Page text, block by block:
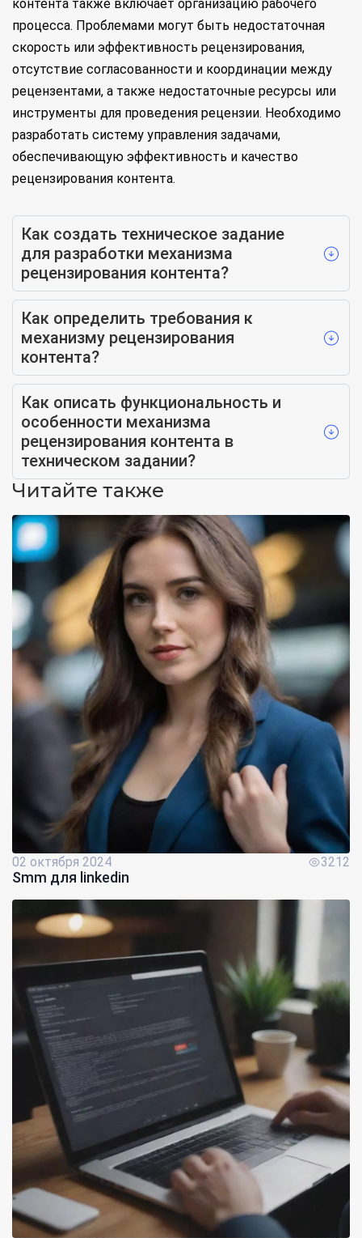
контента также включает организацию рабочего
процесса. Проблемами могут быть недостаточная
скорость или эффективность рецензирования,
отсутствие согласованности и координации между
рецензентами, а также недостаточные ресурсы или
инструменты для проведения рецензии. Необходимо
разработать систему управления задачами,
обеспечивающую эффективность и качество
рецензирования контента.
Как создать техническое задание
для разработки механизма
рецензирования контента?
Как определить требования к
механизму рецензирования
контента?
Как описать функциональность и
особенности механизма
рецензирования контента в
техническом задании?
Читайте также
02 октября 2024 3212
Smm для linkedin